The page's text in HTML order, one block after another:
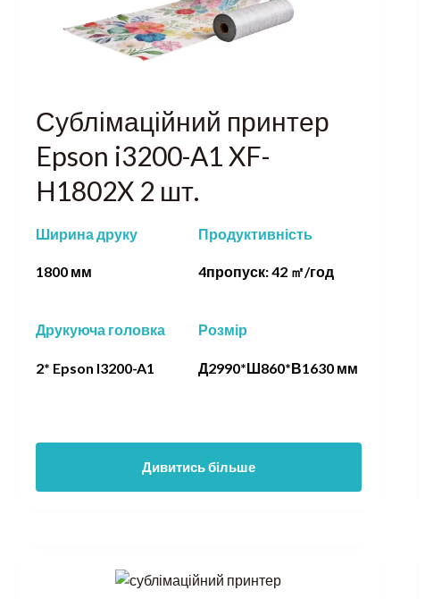
Сублімаційний принтер
Epson i3200-A1 XF-
H1802X 2 шт.
Ширина друку
1800 мм
Продуктивність
4пропуск: 42 ㎡/год
Друкуюча головка
2* Epson I3200-A1
Розмір
Д2990*Ш860*В1630 мм
Дивитись більше